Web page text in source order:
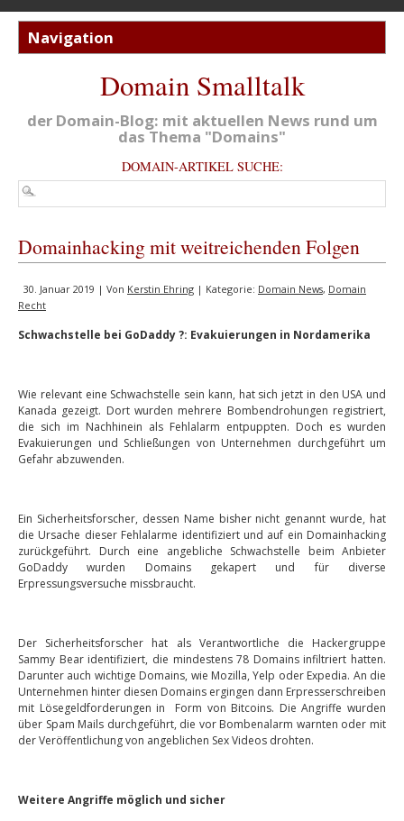
Domain Smalltalk
der Domain-Blog: mit aktuellen News rund um
das Thema "Domains"
DOMAIN-ARTIKEL SUCHE:
Domainhacking mit weitreichenden Folgen
30. Januar 2019 | Von Kerstin Ehring | Kategorie: Domain News, Domain
Recht
Schwachstelle bei GoDaddy ?: Evakuierungen in Nordamerika
Wie relevant eine Schwachstelle sein kann, hat sich jetzt in den USA und
Kanada gezeigt. Dort wurden mehrere Bombendrohungen registriert,
die sich im Nachhinein als Fehlalarm entpuppten. Doch es wurden
Evakuierungen und Schließungen von Unternehmen durchgeführt um
Gefahr abzuwenden.
Ein Sicherheitsforscher, dessen Name bisher nicht genannt wurde, hat
die Ursache dieser Fehlalarme identifiziert und auf ein Domainhacking
zurückgeführt. Durch eine angebliche Schwachstelle beim Anbieter
GoDaddy wurden Domains gekapert und für diverse
Erpressungsversuche missbraucht.
Der Sicherheitsforscher hat als Verantwortliche die Hackergruppe
Sammy Bear identifiziert, die mindestens 78 Domains infiltriert hatten.
Darunter auch wichtige Domains, wie Mozilla, Yelp oder Expedia. An die
Unternehmen hinter diesen Domains ergingen dann Erpresserschreiben
mit Lösegeldforderungen in Form von Bitcoins. Die Angriffe wurden
über Spam Mails durchgeführt, die vor Bombenalarm warnten oder mit
der Veröffentlichung von angeblichen Sex Videos drohten.
Weitere Angriffe möglich und sicher